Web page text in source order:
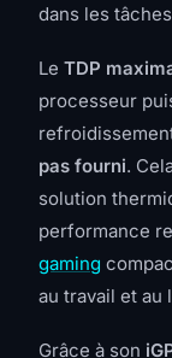
dans les
Le TDP
processeur
pas fourni.
solution
performance
gaming
au travail et au
Grâce à son